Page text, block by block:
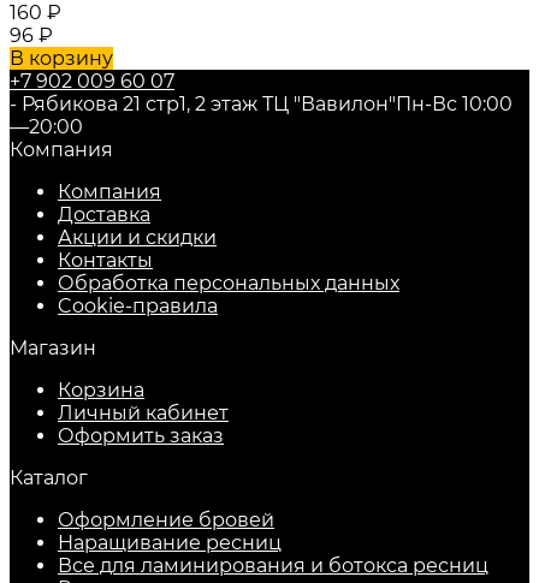
160 ₽
96 ₽
В корзину
+7 902 009 60 07
- Рябикова 21 стр1, 2 этаж ТЦ "Вавилон"Пн-Вс 10:00
—20:00
Компания
Компания
Доставка
Акции и скидки
Контакты
Обработка персональных данных
Cookie-правила
Магазин
Корзина
Личный кабинет
Оформить заказ
Каталог
Оформление бровей
Наращивание ресниц
Все для ламинирования и ботокса ресниц